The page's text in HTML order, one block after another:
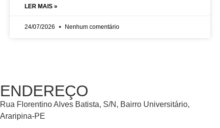
LER MAIS »
24/07/2026 Nenhum comentário
ENDEREÇO
Rua Florentino Alves Batista, S/N, Bairro Universitário,
Araripina-PE